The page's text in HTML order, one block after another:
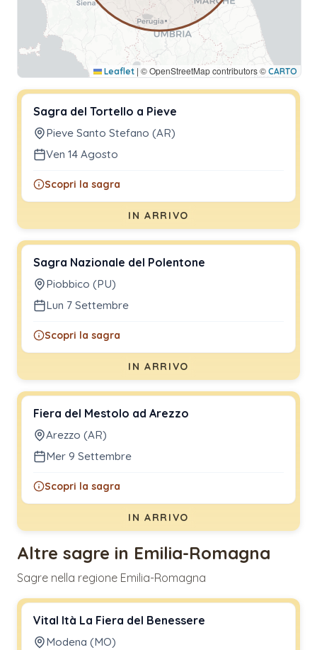
Leaflet | © OpenStreetMap contributors © CARTO
Sagra del Tortello a Pieve
Pieve Santo Stefano (AR)
Ven 14 Agosto
Scopri la sagra
IN ARRIVO
Sagra Nazionale del Polentone
Piobbico (PU)
Lun 7 Settembre
Scopri la sagra
IN ARRIVO
Fiera del Mestolo ad Arezzo
Arezzo (AR)
Mer 9 Settembre
Scopri la sagra
IN ARRIVO
Altre sagre in Emilia-Romagna
Sagre nella regione Emilia-Romagna
Vital Ità La Fiera del Benessere
Modena (MO)